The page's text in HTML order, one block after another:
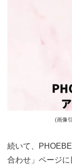
(画像
続いて、
合わせ」ページ